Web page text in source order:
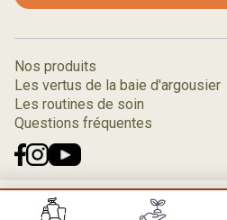
Nos produits
Les vertus de la baie d'argousier
Les routines de soin
Questions fréquentes